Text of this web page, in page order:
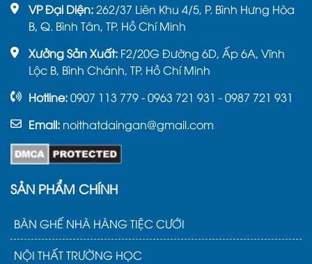
VP Đại Diện:262/37 Liên Khu 4/5, P. Bình Hưng Hòa
B, Q. Bình Tân, TP. Hồ Chí Minh
Xưởng Sản Xuất: F2/20G Đường 6D, Ấp 6A, Vĩnh
Lộc B, Bình Chánh, TP. Hồ Chí Minh
Hotline:0907 113 779 - 0963 721 931 - 0987 721 931
Email: noithatdaingan@gmail.com
SẢN PHẨM CHÍNH
BÀN GHẾ NHÀ HÀNG TIỆC CƯỚI
NỘI THẤT TRƯỜNG HỌC